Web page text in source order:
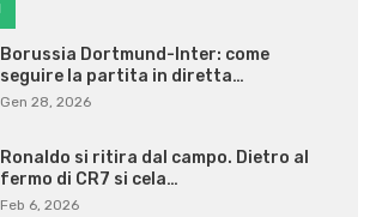
Borussia Dortmund-Inter: come
seguire la partita in diretta…
Gen 28, 2026
Ronaldo si ritira dal campo. Dietro al
fermo di CR7 si cela…
Feb 6, 2026